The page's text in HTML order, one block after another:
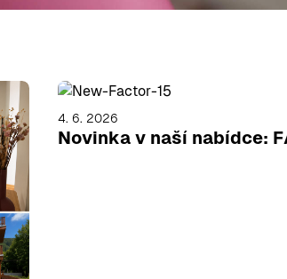
4. 6. 2026
Novinka v naší nabídce: